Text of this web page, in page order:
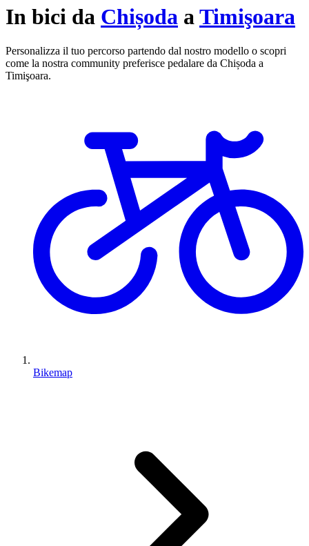
In bici da Chișoda a Timişoara
Personalizza il tuo percorso partendo dal nostro modello o scopri
come la nostra community preferisce pedalare da Chișoda a
Timişoara.
Bikemap